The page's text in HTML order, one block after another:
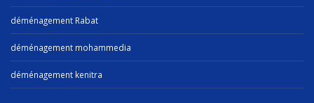
déménagement Rabat
déménagement mohammedia
déménagement kenitra